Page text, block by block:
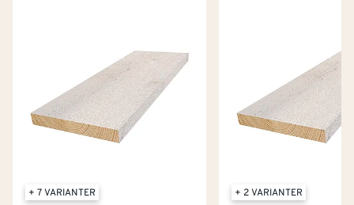
+ 7 VARIANTER
+ 2 VARIANTER